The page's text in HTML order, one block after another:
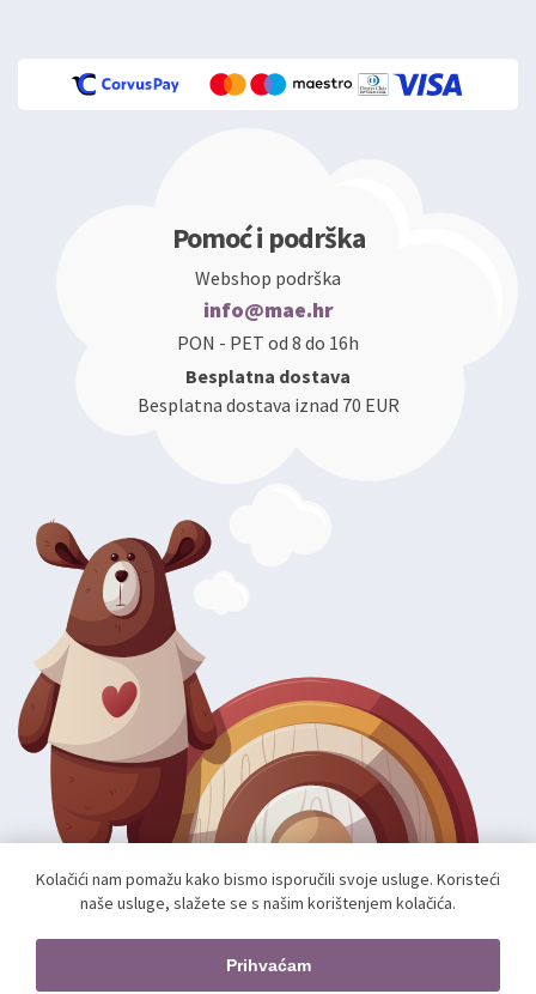
Pomoć i podrška
Webshop podrška
info@mae.hr
PON - PET od 8 do 16h
Besplatna dostava
Besplatna dostava iznad 70 EUR
Kolačići nam pomažu kako bismo isporučili svoje usluge. Koristeći
naše usluge, slažete se s našim korištenjem kolačića.
Prihvaćam